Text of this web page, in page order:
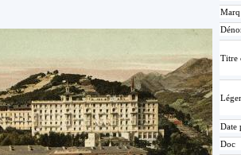
Marq
Titre
Date
Doc